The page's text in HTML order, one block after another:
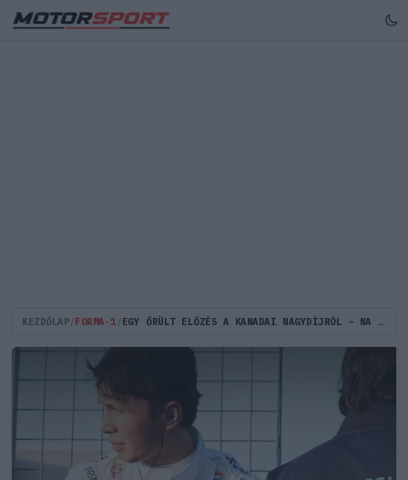
KEZDŐLAP FORMA-1 EGY ŐRÜLT ELŐZÉS A KANADAI NAGYDÍJRÓL – NA ERRŐL KELL SZÓLNIA A FORMA-1-NEK